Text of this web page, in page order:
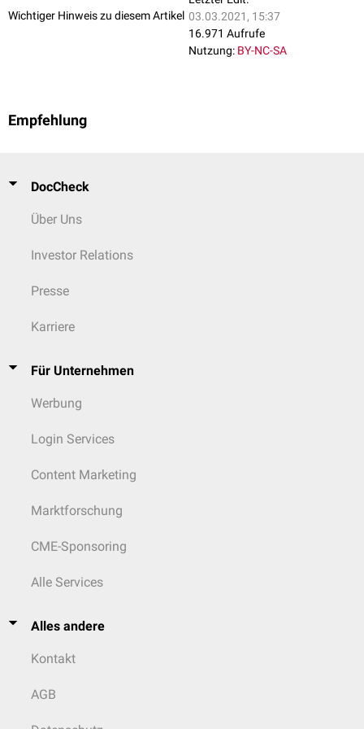
Wichtiger Hinweis zu diesem Artikel 03.03.2021, 15:37
16.971 Aufrufe
Nutzung: BY-NC-SA
Empfehlung
DocCheck
Über Uns
Investor Relations
Presse
Karriere
Für Unternehmen
Werbung
Login Services
Content Marketing
Marktforschung
CME-Sponsoring
Alle Services
Alles andere
Kontakt
AGB